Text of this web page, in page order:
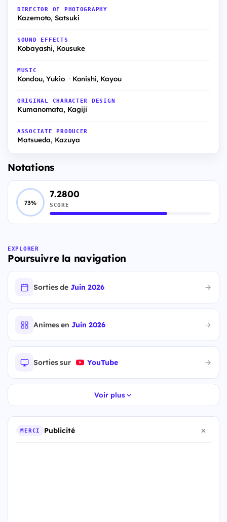
DIRECTOR OF PHOTOGRAPHY
Kazemoto, Satsuki
SOUND EFFECTS
Kobayashi, Kousuke
MUSIC
Kondou, Yukio Konishi, Kayou
ORIGINAL CHARACTER DESIGN
Kumanomata, Kagiji
ASSOCIATE PRODUCER
Matsueda, Kazuya
Notations
73%
7.2800
SCORE
EXPLORER
Poursuivre la navigation
Sorties deJuin 2026
Animes enJuin 2026
Sorties sur YouTube
Voir plus
MERCI Publicité